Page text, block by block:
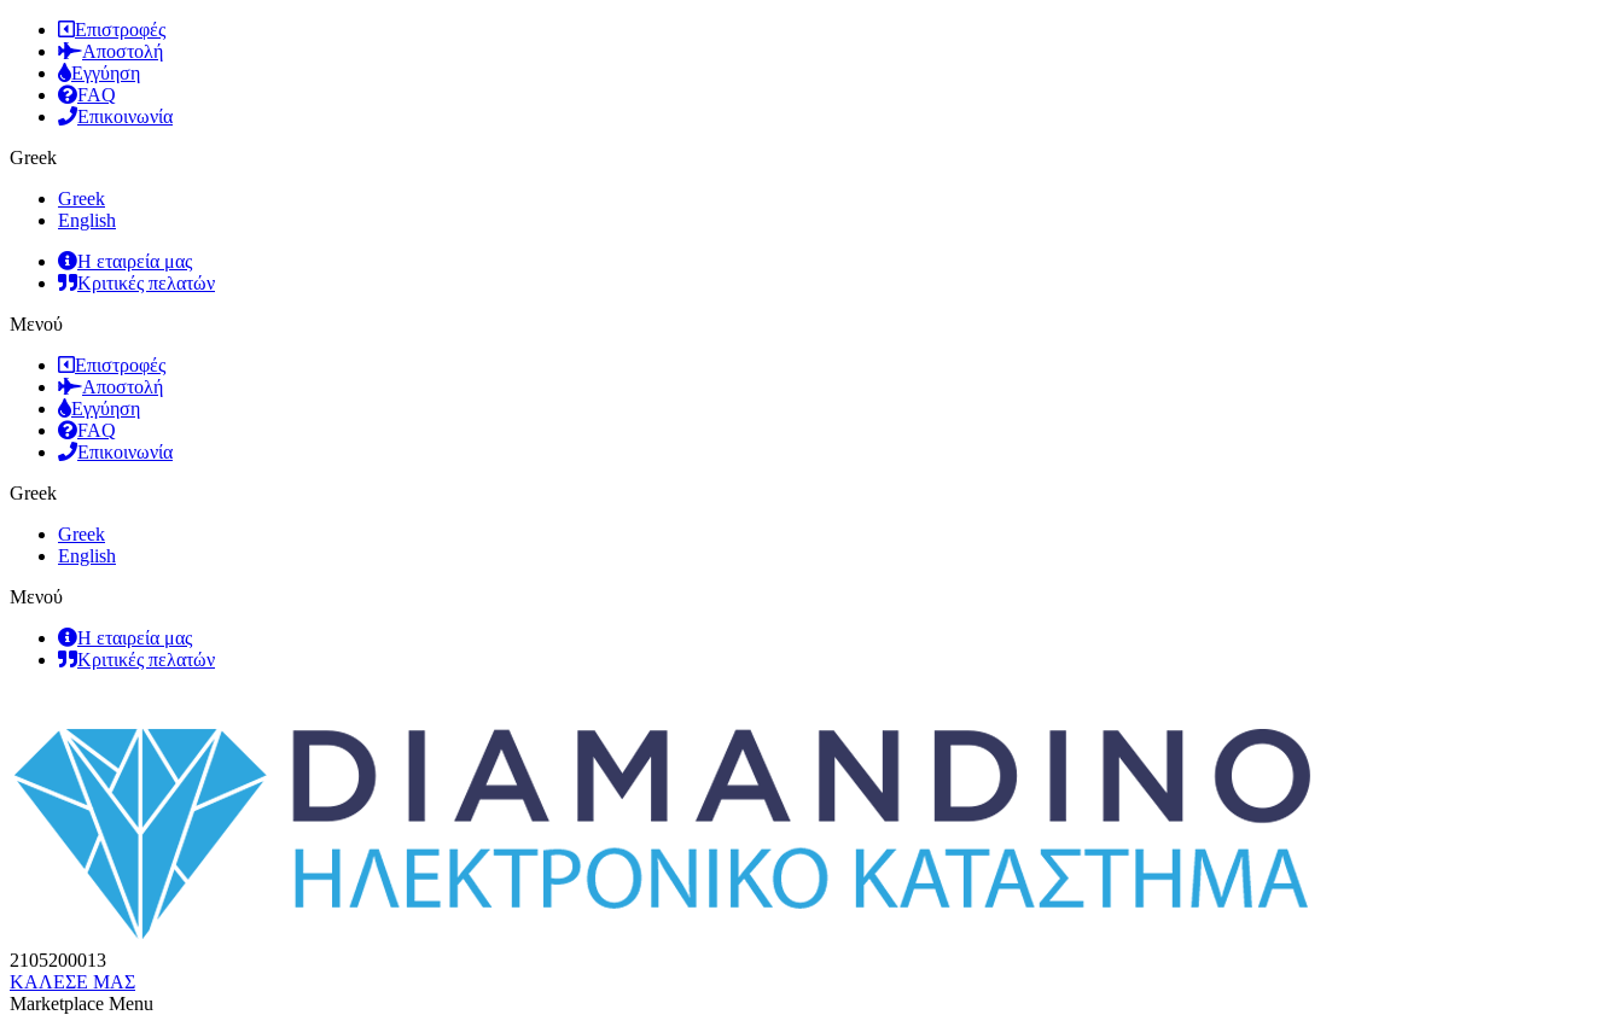
Επιστροφές
Αποστολή
Εγγύηση
FAQ
Επικοινωνία
Greek
Greek
English
Η εταιρεία μας
Κριτικές πελατών
Μενού
Επιστροφές
Αποστολή
Εγγύηση
FAQ
Επικοινωνία
Greek
Greek
English
Μενού
Η εταιρεία μας
Κριτικές πελατών
2105200013
ΚΑΛΕΣΕ ΜΑΣ
Marketplace Menu